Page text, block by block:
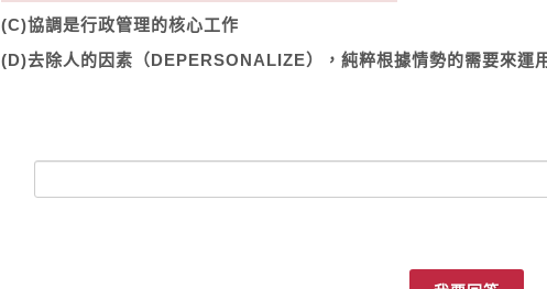
(C)協調是行政管理的核心工作
(D)去除人的因素（DEPERSONALIZE），純粹根據情勢的需要來運